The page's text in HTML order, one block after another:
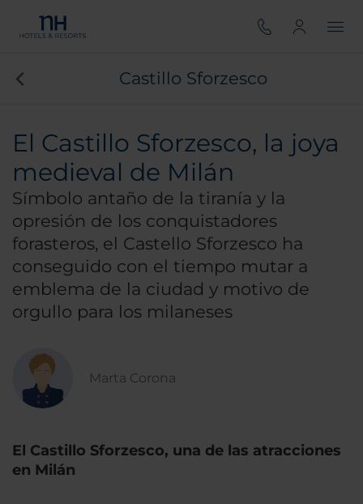
Castillo Sforzesco
El Castillo Sforzesco, la joya
medieval de Milán
Símbolo antaño de la tiranía y la
opresión de los conquistadores
forasteros, el Castello Sforzesco ha
conseguido con el tiempo mutar a
emblema de la ciudad y motivo de
orgullo para los milaneses
Marta Corona
El Castillo Sforzesco, una de las atracciones
en Milán